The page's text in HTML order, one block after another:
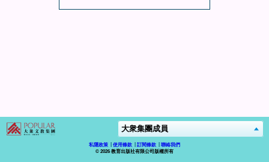
私隱政策 使用條款 訂閱條款
聯絡我們
© 2026 教育出版社有限公司版權所有